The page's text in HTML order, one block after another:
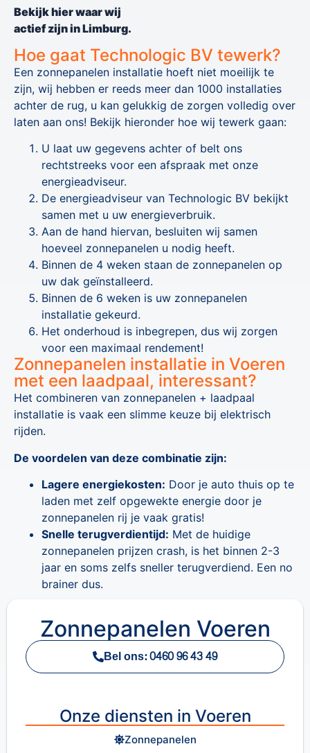
Zonnepanelen Voeren
Bel ons: 0460 96 43 49
Onze diensten in Voeren
Zonnepanelen
Bekijk hier waar wij
actief zijn in Limburg.
Hoe gaat Technologic BV tewerk?
Een zonnepanelen installatie hoeft niet moeilijk te
zijn, wij hebben er reeds meer dan 1000 installaties
achter de rug, u kan gelukkig de zorgen volledig over
laten aan ons! Bekijk hieronder hoe wij tewerk gaan:
U laat uw gegevens achter of belt ons
rechtstreeks voor een afspraak met onze
energieadviseur.
De energieadviseur van Technologic BV bekijkt
samen met u uw energieverbruik.
Aan de hand hiervan, besluiten wij samen
hoeveel zonnepanelen u nodig heeft.
Binnen de 4 weken staan de zonnepanelen op
uw dak geïnstalleerd.
Binnen de 6 weken is uw zonnepanelen
installatie gekeurd.
Het onderhoud is inbegrepen, dus wij zorgen
voor een maximaal rendement!
Zonnepanelen installatie in Voeren
met een laadpaal, interessant?
Het combineren van zonnepanelen + laadpaal
installatie is vaak een slimme keuze bij elektrisch
rijden.
De voordelen van deze combinatie zijn:
Lagere energiekosten: Door je auto thuis op te
laden met zelf opgewekte energie door je
zonnepanelen rij je vaak gratis!
Snelle terugverdientijd: Met de huidige
zonnepanelen prijzen crash, is het binnen 2-3
jaar en soms zelfs sneller terugverdiend. Een no
brainer dus.